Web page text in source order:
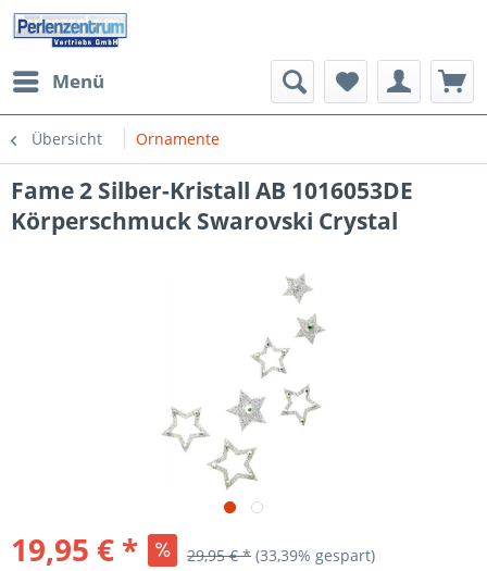
Menü
Übersicht Ornamente
Fame 2 Silber-Kristall AB 1016053DE
Körperschmuck Swarovski Crystal
19,95 € * 29,95 € * (33,39% gespart)